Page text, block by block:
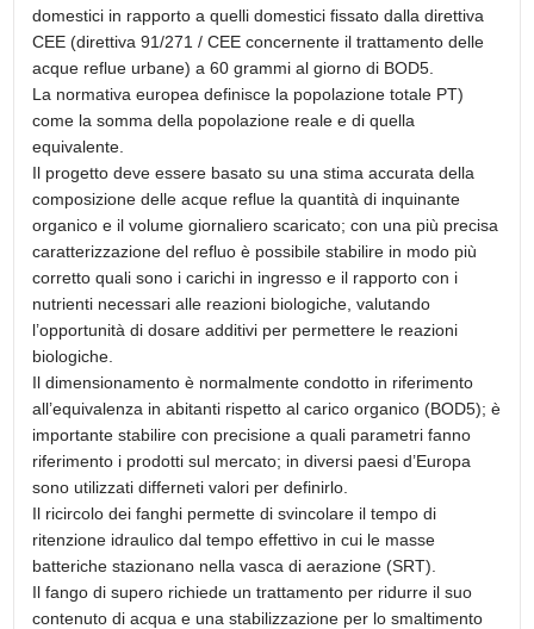
domestici in rapporto a quelli domestici fissato dalla direttiva
CEE (direttiva 91/271 / CEE concernente il trattamento delle
acque reflue urbane) a 60 grammi al giorno di BOD5.
La normativa europea definisce la popolazione totale PT)
come la somma della popolazione reale e di quella
equivalente.
Il progetto deve essere basato su una stima accurata della
composizione delle acque reflue la quantità di inquinante
organico e il volume giornaliero scaricato; con una più precisa
caratterizzazione del refluo è possibile stabilire in modo più
corretto quali sono i carichi in ingresso e il rapporto con i
nutrienti necessari alle reazioni biologiche, valutando
l’opportunità di dosare additivi per permettere le reazioni
biologiche.
Il dimensionamento è normalmente condotto in riferimento
all’equivalenza in abitanti rispetto al carico organico (BOD5); è
importante stabilire con precisione a quali parametri fanno
riferimento i prodotti sul mercato; in diversi paesi d’Europa
sono utilizzati differneti valori per definirlo.
Il ricircolo dei fanghi permette di svincolare il tempo di
ritenzione idraulico dal tempo effettivo in cui le masse
batteriche stazionano nella vasca di aerazione (SRT).
Il fango di supero richiede un trattamento per ridurre il suo
contenuto di acqua e una stabilizzazione per lo smaltimento